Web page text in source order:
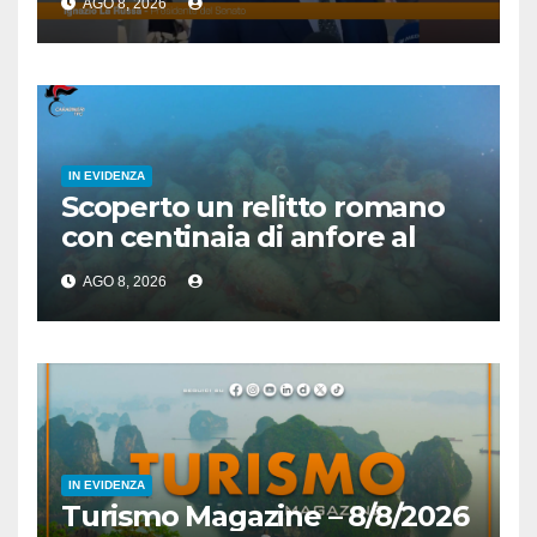
AGO 8, 2026
IN EVIDENZA
Scoperto un relitto romano
con centinaia di anfore al
largo di Mazara del Vallo
AGO 8, 2026
IN EVIDENZA
Turismo Magazine – 8/8/2026